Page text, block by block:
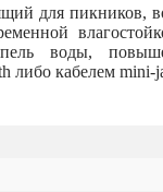
для пикников,
воды,
либо кабелем mini-